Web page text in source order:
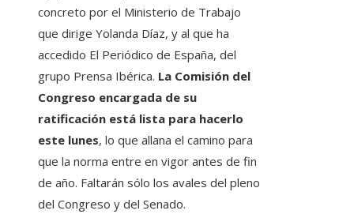
concreto por el Ministerio de Trabajo
que dirige Yolanda Díaz, y al que ha
accedido El Periódico de España, del
grupo Prensa Ibérica. La Comisión del
Congreso encargada de su
ratificación está lista para hacerlo
este lunes, lo que allana el camino para
que la norma entre en vigor antes de fin
de año. Faltarán sólo los avales del pleno
del Congreso y del Senado.